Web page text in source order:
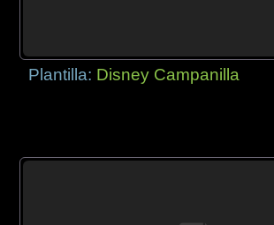
Plantilla: Disney Campanilla